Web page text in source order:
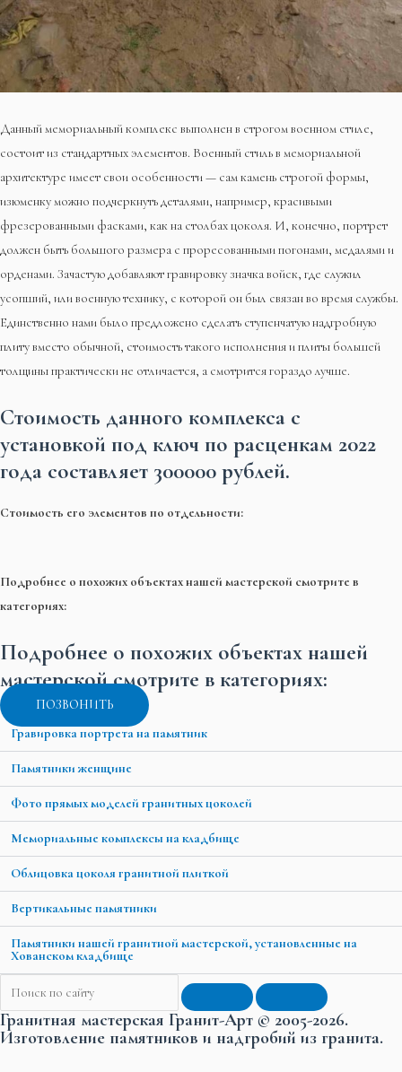
Данный мемориальный комплекс выполнен в строгом военном стиле,
состоит из стандартных элементов. Военный стиль в мемориальной
архитектуре имеет свои особенности — сам камень строгой формы,
изюменку можно подчеркнуть деталями, например, красивыми
фрезерованными фасками, как на столбах цоколя. И, конечно, портрет
должен быть большого размера с проресованными погонами, медалями и
орденами. Зачастую добавляют гравировку значка войск, где служил
усопший, или военную технику, с которой он был связан во время службы.
Единственно нами было предложено сделать ступенчатую надгробную
плиту вместо обычной, стоимость такого исполнения и плиты большей
толщины практически не отличается, а смотрится гораздо лучше.
Стоимость данного комплекса с
установкой под ключ по расценкам 2022
года составляет 300000 рублей.
Стоимость его элементов по отдельности:
Подробнее о похожих объектах нашей мастерской смотрите в
категориях:
Подробнее о похожих объектах нашей
мастерской смотрите в категориях:
ПОЗВОНИТЬ
Гравировка портрета на памятник
Памятники женщине
Фото прямых моделей гранитных цоколей
Мемориальные комплексы на кладбище
Облицовка цоколя гранитной плиткой
Вертикальные памятники
Памятники нашей гранитной мастерской, установленные на
Хованском кладбище
Гранитная мастерская Гранит-Арт © 2005-2026.
Изготовление памятников и надгробий из гранита.